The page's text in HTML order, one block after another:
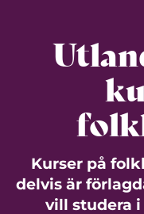
Kurser på
delvis är
vill studera